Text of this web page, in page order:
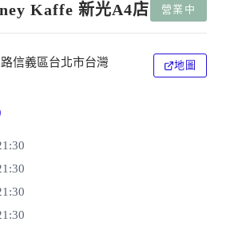
Kaffe 新光A4店 營業中
信義區台北市台灣
地圖